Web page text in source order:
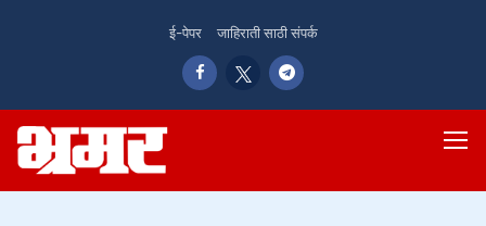
ई-पेपर जाहिराती साठी संपर्क